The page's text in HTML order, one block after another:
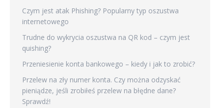
Czym jest atak Phishing? Popularny typ oszustwa
internetowego
Trudne do wykrycia oszustwa na QR kod – czym jest
quishing?
Przeniesienie konta bankowego – kiedy i jak to zrobić?
Przelew na zły numer konta. Czy można odzyskać
pieniądze, jeśli zrobiłeś przelew na błędne dane?
Sprawdź!